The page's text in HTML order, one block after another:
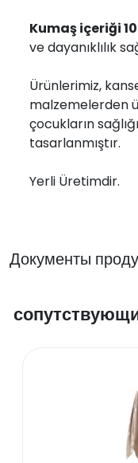
Kumaş içeriği
ve dayanıklılık
Ürünlerimiz,
malzemelerden
çocukların
tasarlanmıştır.
Yerli Üretimdir.
Документы